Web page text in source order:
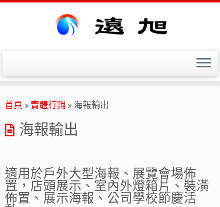
to
content
首頁 » 實體行銷 » 海報輸出
海報輸出
適用於戶外大型海報、展覽會場佈
置，店頭展示、室內外燈箱片、裝潢
佈置、展示海報、公司學校節慶活